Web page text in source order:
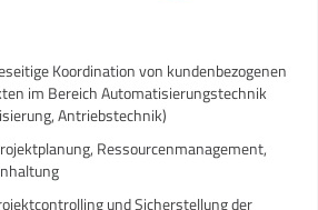
Koordination von kundenbezogenen
im Bereich Automatisierungstechnik
Antriebstechnik)
Ressourcenmanagement,
und Sicherstellung der